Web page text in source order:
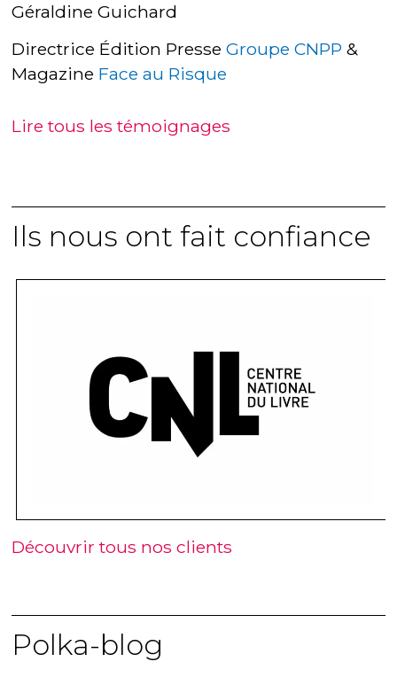
Géraldine Guichard
Directrice Édition PresseGroupe CNPP &
Magazine Face au Risque
Lire tous les témoignages
Ils nous ont fait confiance
Découvrir tous nos clients
Polka-blog